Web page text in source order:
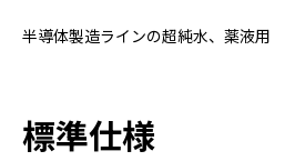
半導体製造ラインの超純水、薬液用
標準仕様